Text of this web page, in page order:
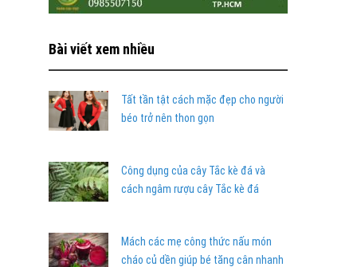
Bài viết xem nhiều
Tất tần tật cách mặc đẹp cho người
béo trở nên thon gọn
Công dụng của cây Tắc kè đá và
cách ngâm rượu cây Tắc kè đá
Mách các mẹ công thức nấu món
cháo củ dền giúp bé tăng cân nhanh